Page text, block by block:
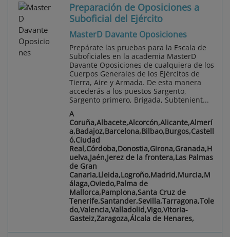
Preparación de Oposiciones a
Suboficial del Ejército
MasterD Davante Oposiciones
Prepárate las pruebas para la Escala de
Suboficiales en la academia MasterD
Davante Oposiciones de cualquiera de los
Cuerpos Generales de los Ejércitos de
Tierra, Aire y Armada. De esta manera
accederás a los puestos Sargento,
Sargento primero, Brigada, Subtenient...
A
Coruña,Albacete,Alcorcón,Alicante,Almerí
a,Badajoz,Barcelona,Bilbao,Burgos,Castell
ó,Ciudad
Real,Córdoba,Donostia,Girona,Granada,H
uelva,Jaén,Jerez de la frontera,Las Palmas
de Gran
Canaria,Lleida,Logroño,Madrid,Murcia,M
álaga,Oviedo,Palma de
Mallorca,Pamplona,Santa Cruz de
Tenerife,Santander,Sevilla,Tarragona,Tole
do,Valencia,Valladolid,Vigo,Vitoria-
Gasteiz,Zaragoza,Álcala de Henares,